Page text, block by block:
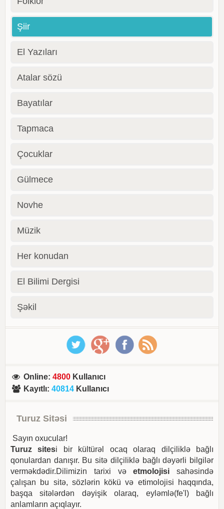
Şiir
El Yazıları
Atalar sözü
Bayatılar
Tapmaca
Çocuklar
Gülmece
Novhe
Müzik
Her konudan
El Bilimi Dergisi
Şəkil
Online:4800 Kullanıcı
Kayıtlı:40814 Kullanıcı
Turuz Sitəsi
Sayın oxucular!
Turuz sitesi bir kültürəl ocaq olaraq dilçiliklə bağlı
qonulardan danışır. Bu sitə dilçiliklə bağlı dəyərli bilgilər
verməkdədir.Dilimizin tarixi vəetmolojisi sahəsində
çalışan bu sitə, sözlərin kökü və etimolojisi haqqında,
başqa sitələrdən dəyişik olaraq, eyləmlə(fe'l) bağlı
anlamların açıqlayır.